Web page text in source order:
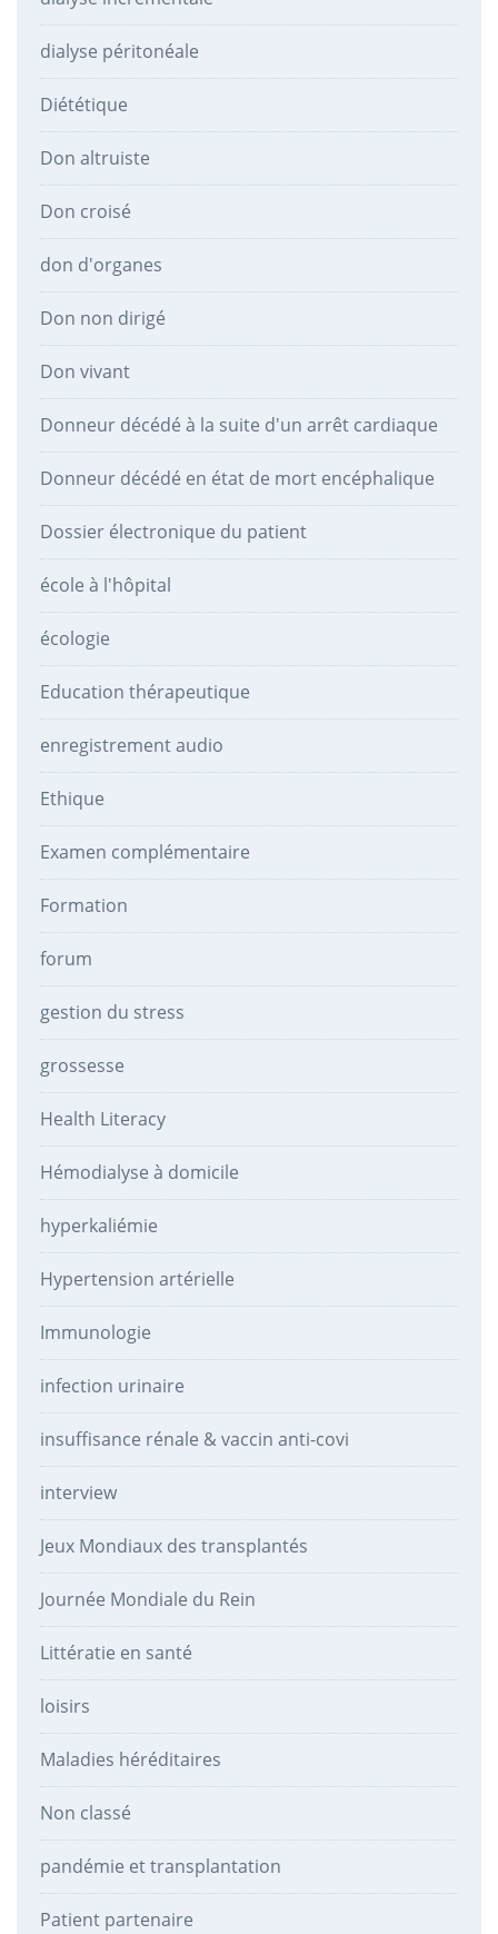
dialyse péritonéale
Diététique
Don altruiste
Don croisé
don d'organes
Don non dirigé
Don vivant
Donneur décédé à la suite d'un arrêt cardiaque
Donneur décédé en état de mort encéphalique
Dossier électronique du patient
école à l'hôpital
écologie
Education thérapeutique
enregistrement audio
Ethique
Examen complémentaire
Formation
forum
gestion du stress
grossesse
Health Literacy
Hémodialyse à domicile
hyperkaliémie
Hypertension artérielle
Immunologie
infection urinaire
insuffisance rénale & vaccin anti-covi
interview
Jeux Mondiaux des transplantés
Journée Mondiale du Rein
Littératie en santé
loisirs
Maladies héréditaires
Non classé
pandémie et transplantation
Patient partenaire